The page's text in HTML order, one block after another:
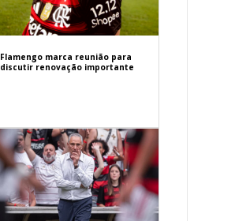
Flamengo marca reunião para
discutir renovação importante